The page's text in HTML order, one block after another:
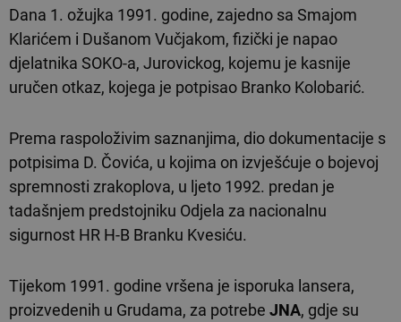
Dana 1. ožujka 1991. godine, zajedno sa Smajom
Klarićem i Dušanom Vučjakom, fizički je napao
djelatnika SOKO-a, Jurovickog, kojemu je kasnije
uručen otkaz, kojega je potpisao Branko Kolobarić.
Prema raspoloživim saznanjima, dio dokumentacije s
potpisima D. Čovića, u kojima on izvješćuje o bojevoj
spremnosti zrakoplova, u ljeto 1992. predan je
tadašnjem predstojniku Odjela za nacionalnu
sigurnost HR H-B Branku Kvesiću.
Tijekom 1991. godine vršena je isporuka lansera,
proizvedenih u Grudama, za potrebe JNA, gdje su